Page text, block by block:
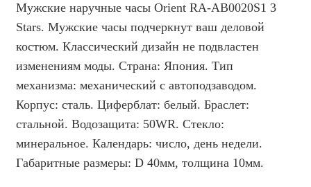
Мужские наручные часы Orient RA-AB0020S1 3
Stars. Мужские часы подчеркнут ваш деловой
костюм. Классический дизайн не подвластен
изменениям моды. Страна: Япония. Тип
механизма: механический с автоподзаводом.
Корпус: сталь. Циферблат: белый. Браслет:
стальной. Водозащита: 50WR. Стекло:
минеральное. Календарь: число, день недели.
Габаритные размеры: D 40мм, толщина 10мм.